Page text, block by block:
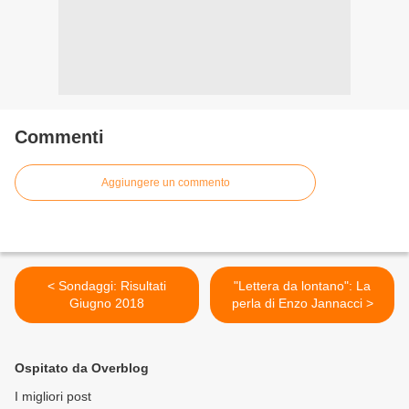
Commenti
Aggiungere un commento
< Sondaggi: Risultati
Giugno 2018
"Lettera da lontano": La
perla di Enzo Jannacci >
Ospitato da Overblog
I migliori post